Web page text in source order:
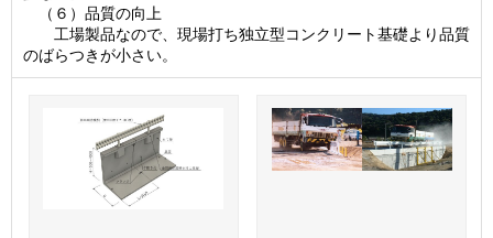
（６）品質の向上
工場製品なので、現場打ち独立型コンクリート基礎より品質
のばらつきが小さい。